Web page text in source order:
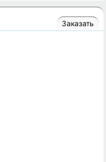
Заказать